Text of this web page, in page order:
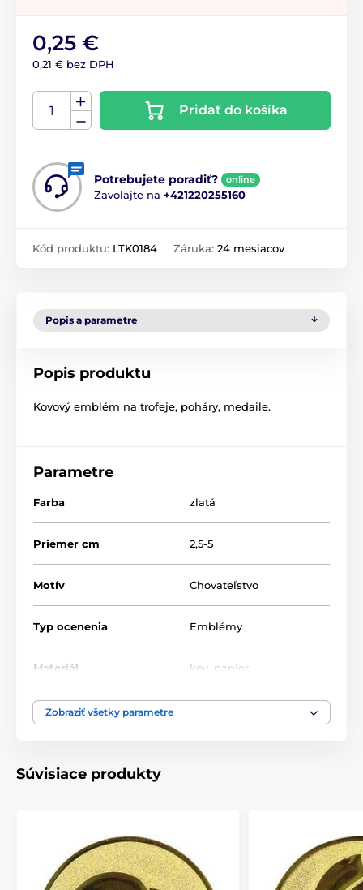
0,25 €
0,21 € bez DPH
Pridať do košíka
Potrebujete poradiť? online
Zavolajte na +421220255160
Kód produktu: LTK0184 Záruka: 24 mesiacov
Popis a parametre
Popis produktu
Kovový emblém na trofeje, poháry, medaile.
Parametre
Farba zlatá
Priemer cm 2,5-5
Motív Chovateľstvo
Typ ocenenia Emblémy
Materiál kov papier
Zobraziť všetky parametre
Súvisiace produkty